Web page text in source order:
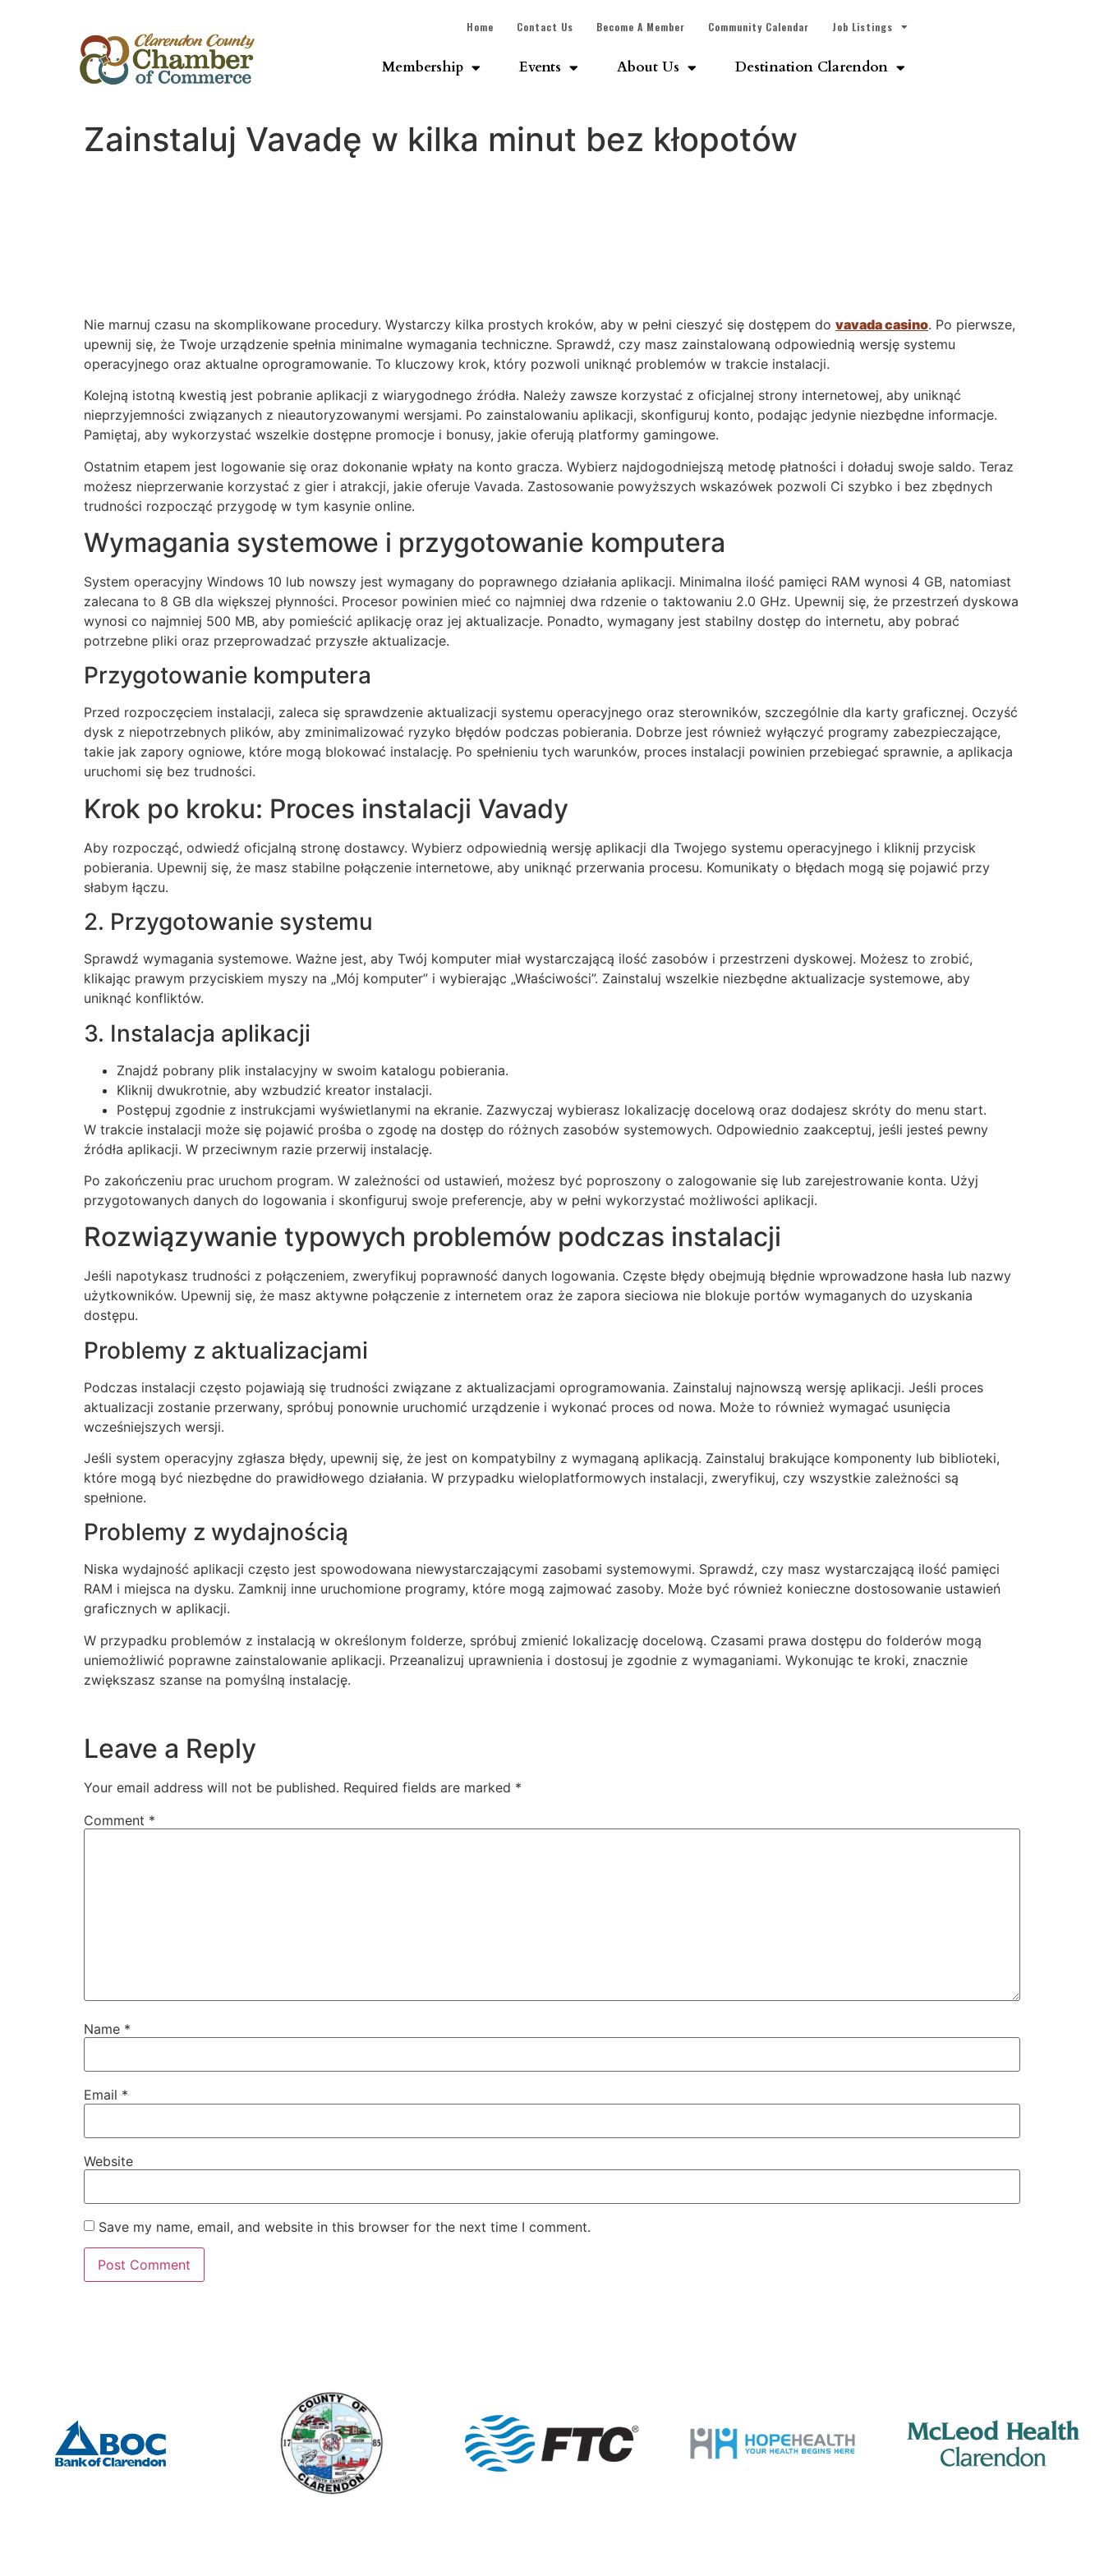
Home Contact Us Become A Member Community Calendar Job Listings
Membership Events About Us Destination Clarendon
Zainstaluj Vavadę w kilka minut bez kłopotów
Nie marnuj czasu na skomplikowane procedury. Wystarczy kilka prostych kroków, aby w pełni cieszyć się dostępem do vavada casino. Po pierwsze,
upewnij się, że Twoje urządzenie spełnia minimalne wymagania techniczne. Sprawdź, czy masz zainstalowaną odpowiednią wersję systemu
operacyjnego oraz aktualne oprogramowanie. To kluczowy krok, który pozwoli uniknąć problemów w trakcie instalacji.
Kolejną istotną kwestią jest pobranie aplikacji z wiarygodnego źródła. Należy zawsze korzystać z oficjalnej strony internetowej, aby uniknąć
nieprzyjemności związanych z nieautoryzowanymi wersjami. Po zainstalowaniu aplikacji, skonfiguruj konto, podając jedynie niezbędne informacje.
Pamiętaj, aby wykorzystać wszelkie dostępne promocje i bonusy, jakie oferują platformy gamingowe.
Ostatnim etapem jest logowanie się oraz dokonanie wpłaty na konto gracza. Wybierz najdogodniejszą metodę płatności i doładuj swoje saldo. Teraz
możesz nieprzerwanie korzystać z gier i atrakcji, jakie oferuje Vavada. Zastosowanie powyższych wskazówek pozwoli Ci szybko i bez zbędnych
trudności rozpocząć przygodę w tym kasynie online.
Wymagania systemowe i przygotowanie komputera
System operacyjny Windows 10 lub nowszy jest wymagany do poprawnego działania aplikacji. Minimalna ilość pamięci RAM wynosi 4 GB, natomiast
zalecana to 8 GB dla większej płynności. Procesor powinien mieć co najmniej dwa rdzenie o taktowaniu 2.0 GHz. Upewnij się, że przestrzeń dyskowa
wynosi co najmniej 500 MB, aby pomieścić aplikację oraz jej aktualizacje. Ponadto, wymagany jest stabilny dostęp do internetu, aby pobrać
potrzebne pliki oraz przeprowadzać przyszłe aktualizacje.
Przygotowanie komputera
Przed rozpoczęciem instalacji, zaleca się sprawdzenie aktualizacji systemu operacyjnego oraz sterowników, szczególnie dla karty graficznej. Oczyść
dysk z niepotrzebnych plików, aby zminimalizować ryzyko błędów podczas pobierania. Dobrze jest również wyłączyć programy zabezpieczające,
takie jak zapory ogniowe, które mogą blokować instalację. Po spełnieniu tych warunków, proces instalacji powinien przebiegać sprawnie, a aplikacja
uruchomi się bez trudności.
Krok po kroku: Proces instalacji Vavady
Aby rozpocząć, odwiedź oficjalną stronę dostawcy. Wybierz odpowiednią wersję aplikacji dla Twojego systemu operacyjnego i kliknij przycisk
pobierania. Upewnij się, że masz stabilne połączenie internetowe, aby uniknąć przerwania procesu. Komunikaty o błędach mogą się pojawić przy
słabym łączu.
2. Przygotowanie systemu
Sprawdź wymagania systemowe. Ważne jest, aby Twój komputer miał wystarczającą ilość zasobów i przestrzeni dyskowej. Możesz to zrobić,
klikając prawym przyciskiem myszy na „Mój komputer” i wybierając „Właściwości”. Zainstaluj wszelkie niezbędne aktualizacje systemowe, aby
uniknąć konfliktów.
3. Instalacja aplikacji
Znajdź pobrany plik instalacyjny w swoim katalogu pobierania.
Kliknij dwukrotnie, aby wzbudzić kreator instalacji.
Postępuj zgodnie z instrukcjami wyświetlanymi na ekranie. Zazwyczaj wybierasz lokalizację docelową oraz dodajesz skróty do menu start.
W trakcie instalacji może się pojawić prośba o zgodę na dostęp do różnych zasobów systemowych. Odpowiednio zaakceptuj, jeśli jesteś pewny
źródła aplikacji. W przeciwnym razie przerwij instalację.
Po zakończeniu prac uruchom program. W zależności od ustawień, możesz być poproszony o zalogowanie się lub zarejestrowanie konta. Użyj
przygotowanych danych do logowania i skonfiguruj swoje preferencje, aby w pełni wykorzystać możliwości aplikacji.
Rozwiązywanie typowych problemów podczas instalacji
Jeśli napotykasz trudności z połączeniem, zweryfikuj poprawność danych logowania. Częste błędy obejmują błędnie wprowadzone hasła lub nazwy
użytkowników. Upewnij się, że masz aktywne połączenie z internetem oraz że zapora sieciowa nie blokuje portów wymaganych do uzyskania
dostępu.
Problemy z aktualizacjami
Podczas instalacji często pojawiają się trudności związane z aktualizacjami oprogramowania. Zainstaluj najnowszą wersję aplikacji. Jeśli proces
aktualizacji zostanie przerwany, spróbuj ponownie uruchomić urządzenie i wykonać proces od nowa. Może to również wymagać usunięcia
wcześniejszych wersji.
Jeśli system operacyjny zgłasza błędy, upewnij się, że jest on kompatybilny z wymaganą aplikacją. Zainstaluj brakujące komponenty lub biblioteki,
które mogą być niezbędne do prawidłowego działania. W przypadku wieloplatformowych instalacji, zweryfikuj, czy wszystkie zależności są
spełnione.
Problemy z wydajnością
Niska wydajność aplikacji często jest spowodowana niewystarczającymi zasobami systemowymi. Sprawdź, czy masz wystarczającą ilość pamięci
RAM i miejsca na dysku. Zamknij inne uruchomione programy, które mogą zajmować zasoby. Może być również konieczne dostosowanie ustawień
graficznych w aplikacji.
W przypadku problemów z instalacją w określonym folderze, spróbuj zmienić lokalizację docelową. Czasami prawa dostępu do folderów mogą
uniemożliwić poprawne zainstalowanie aplikacji. Przeanalizuj uprawnienia i dostosuj je zgodnie z wymaganiami. Wykonując te kroki, znacznie
zwiększasz szanse na pomyślną instalację.
Leave a Reply
Your email address will not be published. Required fields are marked *
Comment *
Name *
Email *
Website
Save my name, email, and website in this browser for the next time I comment.